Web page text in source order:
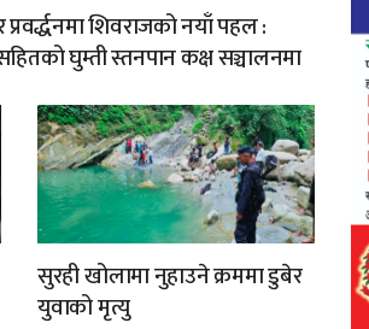
शिवराजको नयाँ पहल :
घुम्ती स्तनपान कक्ष सञ्चालनमा
सुरही खोलामा नुहाउने क्रममा डुबेर
युवाको मृत्यु